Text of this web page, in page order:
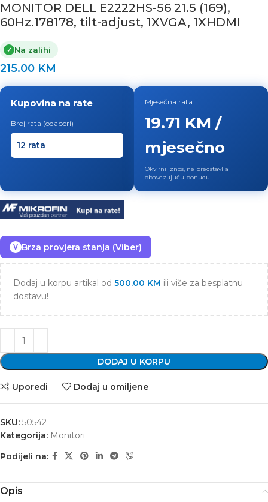
MONITOR DELL E2222HS-56 21.5 (169),
60Hz.178178, tilt-adjust, 1XVGA, 1XHDMI
✓ Na zalihi
215.00 KM
Kupovina na rate
Broj rata (odaberi)
Mjesečna rata
19.71 KM /
mjesečno
Okvirni iznos, ne predstavlja
obavezujuću ponudu.
V Brza provjera stanja (Viber)
Dodaj u korpu artikal od 500.00 KM ili više za besplatnu
dostavu!
DODAJ U KORPU
Uporedi Dodaj u omiljene
SKU: 50542
Kategorija: Monitori
Podijeli na:
Opis